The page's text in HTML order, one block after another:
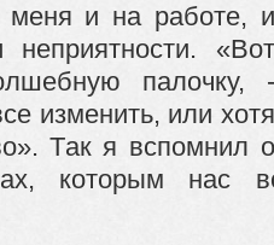
и на работе, и
«Вот
палочку, -
изменить, или хотя
Так я вспомнил о
которым нас